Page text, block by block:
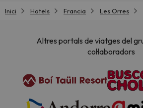
Inici Hotels Francia Les Orres
Altres portals de viatges del
col·laboradors